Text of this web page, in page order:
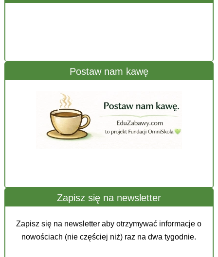
Postaw nam kawę
Zapisz się na newsletter
Zapisz się na newsletter aby otrzymywać informacje o
nowościach (nie częściej niż) raz na dwa tygodnie.